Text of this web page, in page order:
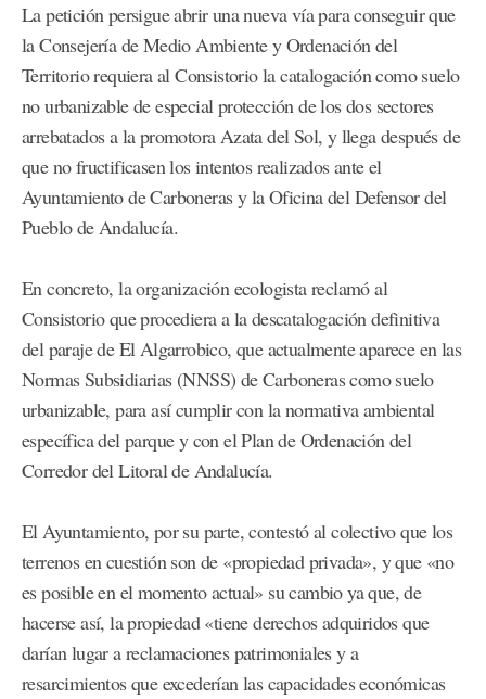
La petición persigue abrir una nueva vía para conseguir que
la Consejería de Medio Ambiente y Ordenación del
Territorio requiera al Consistorio la catalogación como suelo
no urbanizable de especial protección de los dos sectores
arrebatados a la promotora Azata del Sol, y llega después de
que no fructificasen los intentos realizados ante el
Ayuntamiento de Carboneras y la Oficina del Defensor del
Pueblo de Andalucía.
En concreto, la organización ecologista reclamó al
Consistorio que procediera a la descatalogación definitiva
del paraje de El Algarrobico, que actualmente aparece en las
Normas Subsidiarias (NNSS) de Carboneras como suelo
urbanizable, para así cumplir con la normativa ambiental
específica del parque y con el Plan de Ordenación del
Corredor del Litoral de Andalucía.
El Ayuntamiento, por su parte, contestó al colectivo que los
terrenos en cuestión son de «propiedad privada», y que «no
es posible en el momento actual» su cambio ya que, de
hacerse así, la propiedad «tiene derechos adquiridos que
darían lugar a reclamaciones patrimoniales y a
resarcimientos que excederían las capacidades económicas